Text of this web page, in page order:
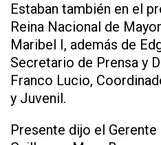
Estaban también en el
Reina Nacional de
Maribel I, además de
Secretario de Prensa y
Franco Lucio,
y Juvenil.
Presente dijo el